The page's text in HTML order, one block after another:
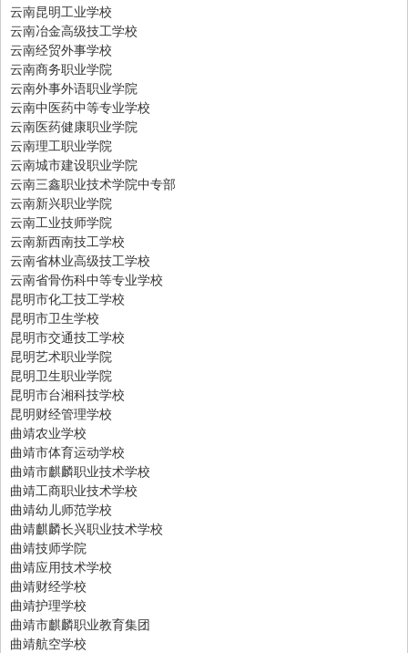
云南昆明工业学校
云南冶金高级技工学校
云南经贸外事学校
云南商务职业学院
云南外事外语职业学院
云南中医药中等专业学校
云南医药健康职业学院
云南理工职业学院
云南城市建设职业学院
云南三鑫职业技术学院中专部
云南新兴职业学院
云南工业技师学院
云南新西南技工学校
云南省林业高级技工学校
云南省骨伤科中等专业学校
昆明市化工技工学校
昆明市卫生学校
昆明市交通技工学校
昆明艺术职业学院
昆明卫生职业学院
昆明市台湘科技学校
昆明财经管理学校
曲靖农业学校
曲靖市体育运动学校
曲靖市麒麟职业技术学校
曲靖工商职业技术学校
曲靖幼儿师范学校
曲靖麒麟长兴职业技术学校
曲靖技师学院
曲靖应用技术学校
曲靖财经学校
曲靖护理学校
曲靖市麒麟职业教育集团
曲靖航空学校